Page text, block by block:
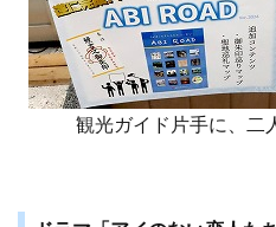
観光ガイド片手に、二